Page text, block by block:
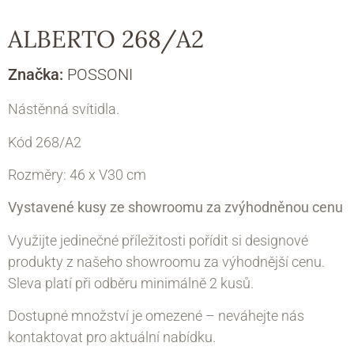
ALBERTO 268/A2
Značka: POSSONI
Nástěnná svítidla.
Kód 268/A2
Rozměry: 46 х V30 cm
Vystavené kusy ze showroomu za zvýhodněnou cenu
Využijte jedinečné příležitosti pořídit si designové
produkty z našeho showroomu za výhodnější cenu.
Sleva platí při odběru minimálně 2 kusů.
Dostupné množství je omezené – neváhejte nás
kontaktovat pro aktuální nabídku.